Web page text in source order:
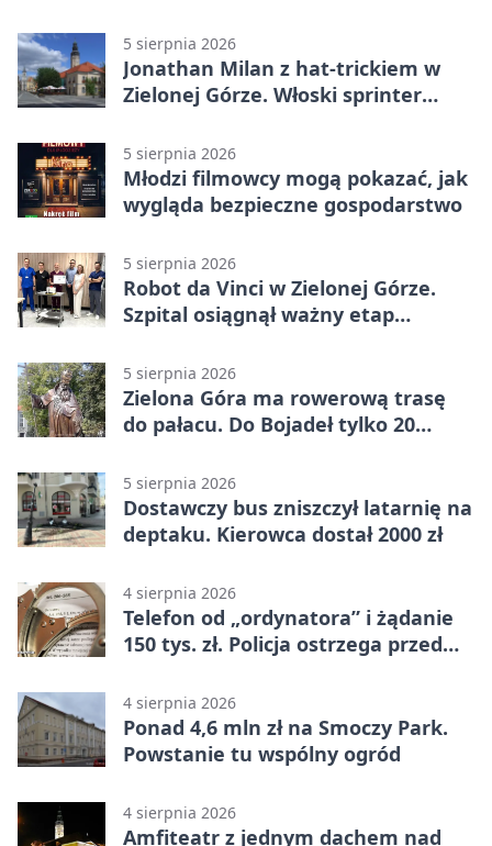
5 sierpnia 2026
Jonathan Milan z hat-trickiem w
Zielonej Górze. Włoski sprinter
5 sierpnia 2026
Młodzi filmowcy mogą pokazać, jak
wygląda bezpieczne gospodarstwo
5 sierpnia 2026
Robot da Vinci w Zielonej Górze.
Szpital osiągnął ważny etap
5 sierpnia 2026
Zielona Góra ma rowerową trasę
do pałacu. Do Bojadeł tylko 20
5 sierpnia 2026
Dostawczy bus zniszczył latarnię na
deptaku. Kierowca dostał 2000 zł
4 sierpnia 2026
Telefon od „ordynatora” i żądanie
150 tys. zł. Policja ostrzega przed
4 sierpnia 2026
Ponad 4,6 mln zł na Smoczy Park.
Powstanie tu wspólny ogród
4 sierpnia 2026
Amfiteatr z jednym dachem nad